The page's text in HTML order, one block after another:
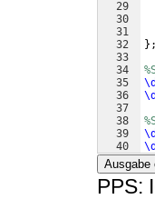
29
30
31
32
33
34
35
36
37
38
39
40
41
} ;
Ausgabe
PPS: